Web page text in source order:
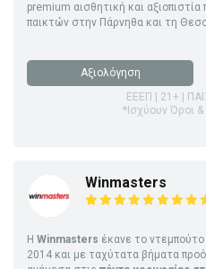
premium αισθητική και
παικτών στην Πάρνηθα και τη
Αξιολόγηση
ΕΕΕΠ | 21+ |
*Ισχύουν Όροι
Winmasters
Η Winmasters έκανε το
2014 και με ταχύτατα βήματα